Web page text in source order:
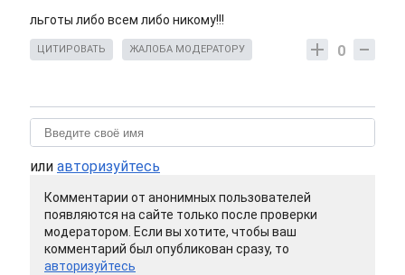
льготы либо всем либо никому!!!
0
ЦИТИРОВАТЬ ЖАЛОБА МОДЕРАТОРУ
или авторизуйтесь
Комментарии от анонимных пользователей
появляются на сайте только после проверки
модератором. Если вы хотите, чтобы ваш
комментарий был опубликован сразу, то
авторизуйтесь